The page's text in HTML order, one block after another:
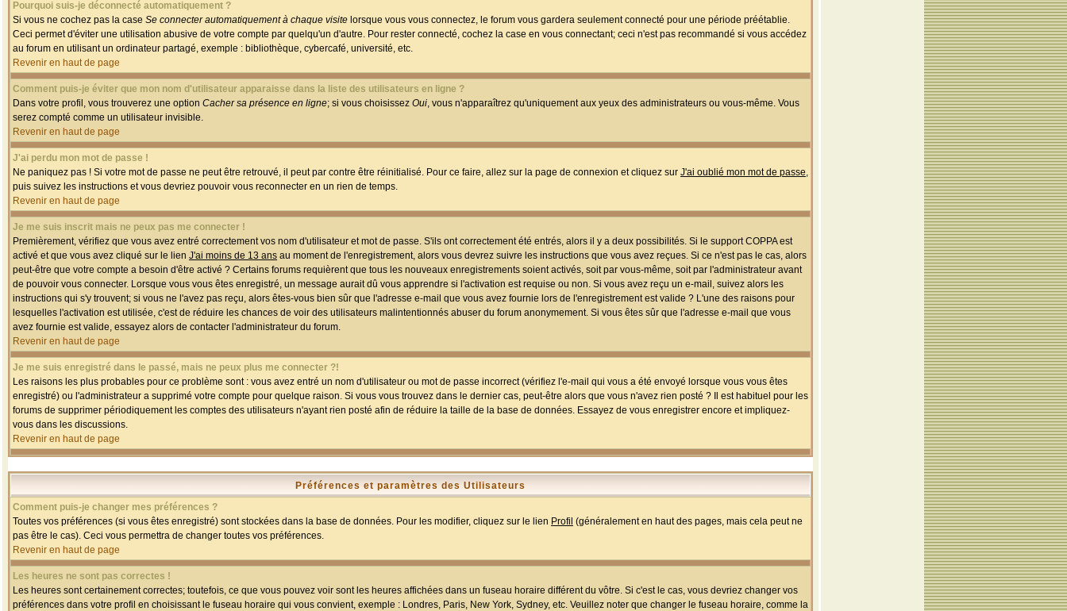
Pourquoi suis-je déconnecté automatiquement ?
Si vous ne cochez pas la case Se connecter automatiquement à chaque visite lorsque vous vous connectez, le forum vous gardera seulement connecté pour une période préétablie.
Ceci permet d'éviter une utilisation abusive de votre compte par quelqu'un d'autre. Pour rester connecté, cochez la case en vous connectant; ceci n'est pas recommandé si vous accédez
au forum en utilisant un ordinateur partagé, exemple : bibliothèque, cybercafé, université, etc.
Revenir en haut de page
Comment puis-je éviter que mon nom d'utilisateur apparaisse dans la liste des utilisateurs en ligne ?
Dans votre profil, vous trouverez une option Cacher sa présence en ligne; si vous choisissez Oui, vous n'apparaîtrez qu'uniquement aux yeux des administrateurs ou vous-même. Vous
serez compté comme un utilisateur invisible.
Revenir en haut de page
J'ai perdu mon mot de passe !
Ne paniquez pas ! Si votre mot de passe ne peut être retrouvé, il peut par contre être réinitialisé. Pour ce faire, allez sur la page de connexion et cliquez sur J'ai oublié mon mot de passe,
puis suivez les instructions et vous devriez pouvoir vous reconnecter en un rien de temps.
Revenir en haut de page
Je me suis inscrit mais ne peux pas me connecter !
Premièrement, vérifiez que vous avez entré correctement vos nom d'utilisateur et mot de passe. S'ils ont correctement été entrés, alors il y a deux possibilités. Si le support COPPA est
activé et que vous avez cliqué sur le lien J'ai moins de 13 ans au moment de l'enregistrement, alors vous devrez suivre les instructions que vous avez reçues. Si ce n'est pas le cas, alors
peut-être que votre compte a besoin d'être activé ? Certains forums requièrent que tous les nouveaux enregistrements soient activés, soit par vous-même, soit par l'administrateur avant
de pouvoir vous connecter. Lorsque vous vous êtes enregistré, un message aurait dû vous apprendre si l'activation est requise ou non. Si vous avez reçu un e-mail, suivez alors les
instructions qui s'y trouvent; si vous ne l'avez pas reçu, alors êtes-vous bien sûr que l'adresse e-mail que vous avez fournie lors de l'enregistrement est valide ? L'une des raisons pour
lesquelles l'activation est utilisée, c'est de réduire les chances de voir des utilisateurs malintentionnés abuser du forum anonymement. Si vous êtes sûr que l'adresse e-mail que vous
avez fournie est valide, essayez alors de contacter l'administrateur du forum.
Revenir en haut de page
Je me suis enregistré dans le passé, mais ne peux plus me connecter ?!
Les raisons les plus probables pour ce problème sont : vous avez entré un nom d'utilisateur ou mot de passe incorrect (vérifiez l'e-mail qui vous a été envoyé lorsque vous vous êtes
enregistré) ou l'administrateur a supprimé votre compte pour quelque raison. Si vous vous trouvez dans le dernier cas, peut-être alors que vous n'avez rien posté ? Il est habituel pour les
forums de supprimer périodiquement les comptes des utilisateurs n'ayant rien posté afin de réduire la taille de la base de données. Essayez de vous enregistrer encore et impliquez-
vous dans les discussions.
Revenir en haut de page
Préférences et paramètres des Utilisateurs
Comment puis-je changer mes préférences ?
Toutes vos préférences (si vous êtes enregistré) sont stockées dans la base de données. Pour les modifier, cliquez sur le lien Profil (généralement en haut des pages, mais cela peut ne
pas être le cas). Ceci vous permettra de changer toutes vos préférences.
Revenir en haut de page
Les heures ne sont pas correctes !
Les heures sont certainement correctes; toutefois, ce que vous pouvez voir sont les heures affichées dans un fuseau horaire différent du vôtre. Si c'est le cas, vous devriez changer vos
préférences dans votre profil en choisissant le fuseau horaire qui vous convient, exemple : Londres, Paris, New York, Sydney, etc. Veuillez noter que changer le fuseau horaire, comme la